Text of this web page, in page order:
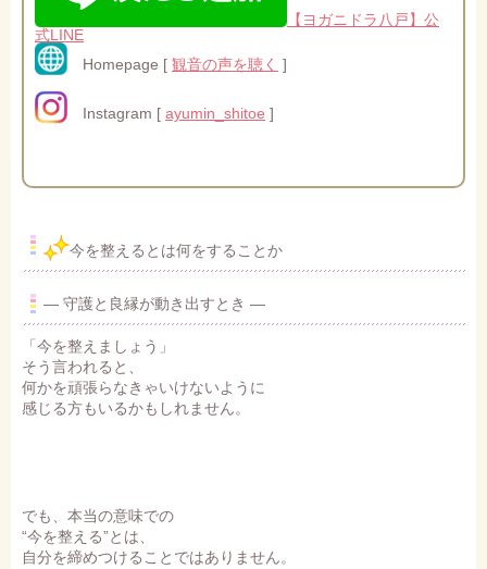
【ヨガニドラ八戸】公
式LINE
Homepage [ 観音の声を聴く ]
Instagram [ ayumin_shitoe ]
今を整えるとは何をすることか
― 守護と良縁が動き出すとき ―
「今を整えましょう」
そう言われると、
何かを頑張らなきゃいけないように
感じる方もいるかもしれません。
でも、本当の意味での
“今を整える”とは、
自分を締めつけることではありません。